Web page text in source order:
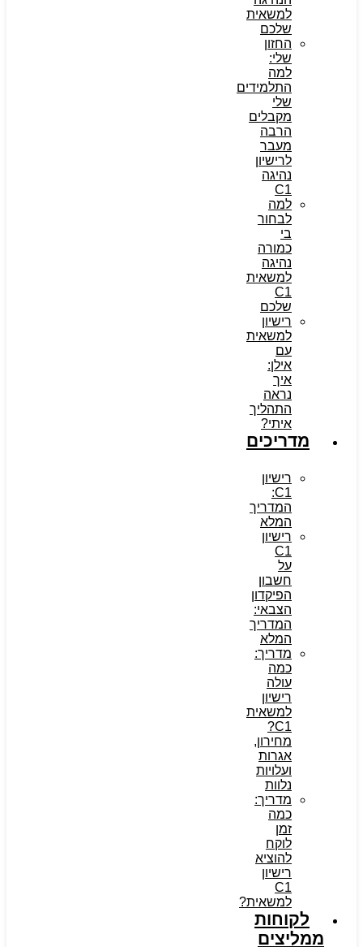
למשאית
שלכם
החזון
שלי:
למה
התלמידים
שלי
מקבלים
הרבה
מעבר
לרישיון
נהיגה
C1
למה
לבחור
בי
כמורה
נהיגה
למשאית
C1
שלכם
רישיון
למשאית
עם
אילן:
איך
נראה
התהליך
איתי?
מדריכים
רישיון
C1:
המדריך
המלא
רישיון
C1
על
חשבון
הפיקדון
הצבאי:
המדריך
המלא
מדריך:
כמה
עולה
רישיון
למשאית
C1?
מחירון,
אגרות
ועלויות
נלוות
מדריך:
כמה
זמן
לוקח
להוציא
רישיון
C1
למשאית?
לקוחות
ממליצים